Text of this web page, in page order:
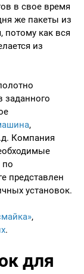
в свое время
же пакеты из
потому как вся
из
заданного
,
Компания
по
представлен
установок.
,
.
для